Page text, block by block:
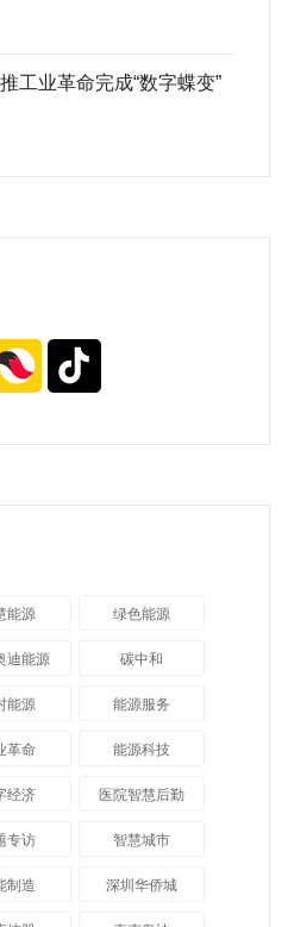
工业革命完成“数字蝶变”
能源 绿色能源
迪能源 碳中和
能源 能源服务
革命 能源科技
经济 医院智慧后勤
专访 智慧城市
制造 深圳华侨城